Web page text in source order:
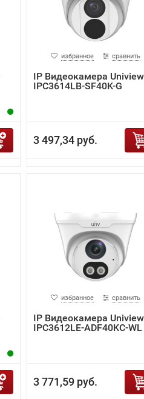
избранное сравнить
IP Видеокамера Uniview
IPC3614LB-SF40K-G
3 497,34 руб.
избранное сравнить
IP Видеокамера Uniview
IPC3612LE-ADF40KC-WL
3 771,59 руб.